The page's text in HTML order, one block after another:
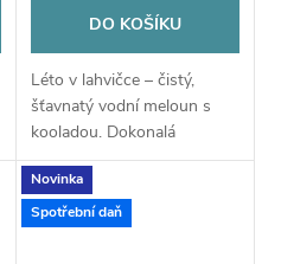
DO KOŠÍKU
Léto v lahvičce – čistý,
šťavnatý vodní meloun s
kooladou. Dokonalá
osvěžující volba.
Novinka
Spotřební daň